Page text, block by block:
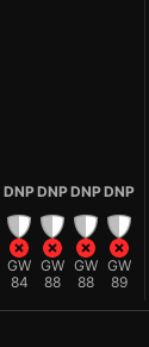
DNP
GW
84
DNP
GW
88
DNP
GW
88
DNP
GW
89